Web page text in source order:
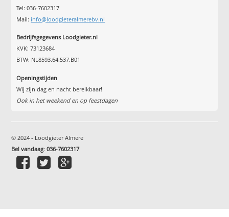
Tel: 036-7602317
Mail: info@loodgieteralmerebv.nl
Bedrijfsgegevens Loodgieter.nl
KVK: 73123684
BTW: NL8593.64.537.B01
Openingstijden
Wij zijn dag en nacht bereikbaar!
Ook in het weekend en op feestdagen
© 2024 - Loodgieter Almere
Bel vandaag:036-7602317